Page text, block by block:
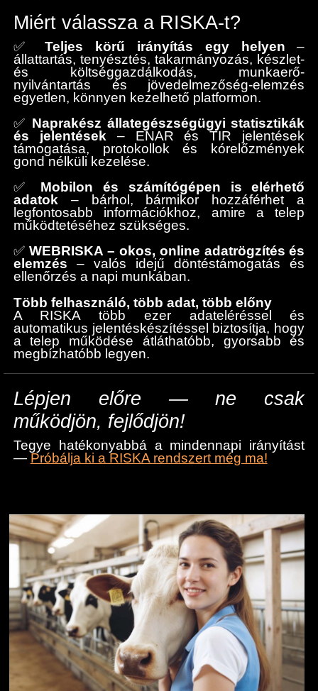
Miért válassza a RISKA-t?
✅Teljes körű irányítás egy helyen –
állattartás, tenyésztés, takarmányozás, készlet-
és költséggazdálkodás, munkaerő-
nyilvántartás és jövedelmezőség-elemzés
egyetlen, könnyen kezelhető platformon.
✅ Naprakész állategészségügyi statisztikák
és jelentések – ENAR és TIR jelentések
támogatása, protokollok és kórelőzmények
gond nélküli kezelése.
✅ Mobilon és számítógépen is elérhető
adatok – bárhol, bármikor hozzáférhet a
legfontosabb információkhoz, amire a telep
működtetéséhez szükséges.
✅WEBRISKA – okos, online adatrögzítés és
elemzés – valós idejű döntéstámogatás és
ellenőrzés a napi munkában.
Több felhasználó, több adat, több előny
A RISKA több ezer adateléréssel és
automatikus jelentéskészítéssel biztosítja, hogy
a telep működése átláthatóbb, gyorsabb és
megbízhatóbb legyen.
Lépjen előre — ne csak
működjön, fejlődjön!
Tegye hatékonyabbá a mindennapi irányítást
— Próbálja ki a RISKA rendszert még ma!